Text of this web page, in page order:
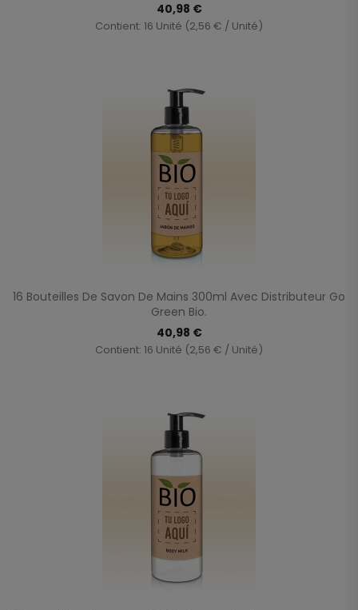
40,98 €
Contient: 16 Unité (2,56 € / Unité)
16 Bouteilles De Savon De Mains 300ml Avec Distributeur Go
Green Bio.
40,98 €
Contient: 16 Unité (2,56 € / Unité)